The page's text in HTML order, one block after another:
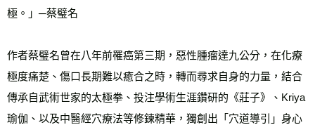
極。」─蔡璧名
作者蔡璧名曾在八年前罹癌第三期，惡性腫瘤達九公分，在化療
極度痛楚、傷口長期難以癒合之時，轉而尋求自身的力量，結合
傳承自武術世家的太極拳、投注學術生涯鑽研的《莊子》、Kriya
瑜伽、以及中醫經穴療法等修鍊精華，獨創出「穴道導引」身心